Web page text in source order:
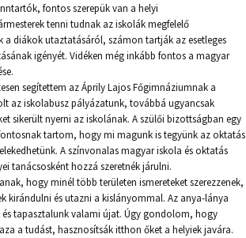
fontos szerepük van a helyi
tenni tudnak az iskolák megfelelő
a diákok utaztatásáról, számon tartják az esetleges
igényét. Vidéken még inkább fontos a magyar
segítettem az Áprily Lajos Főgimnáziumnak a
az iskolabusz pályázatunk, továbbá ugyancsak
sikerült nyerni az iskolának. A szülői bizottságban egy
tartom, hogy mi magunk is tegyünk az oktatás
A színvonalas magyar iskola és oktatás
tanácsosként hozzá szeretnék járulni.
hogy minél több területen ismereteket szerezzenek,
kirándulni és utazni a kislányommal. Az anya-lánya
tapasztalunk valami újat. Úgy gondolom, hogy
a tudást, hasznosítsák itthon őket a helyiek javára.